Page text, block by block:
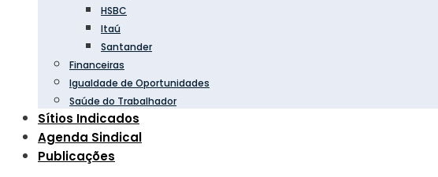
HSBC
Itaú
Santander
Financeiras
Igualdade de Oportunidades
Saúde do Trabalhador
Sítios Indicados
Agenda Sindical
Publicações